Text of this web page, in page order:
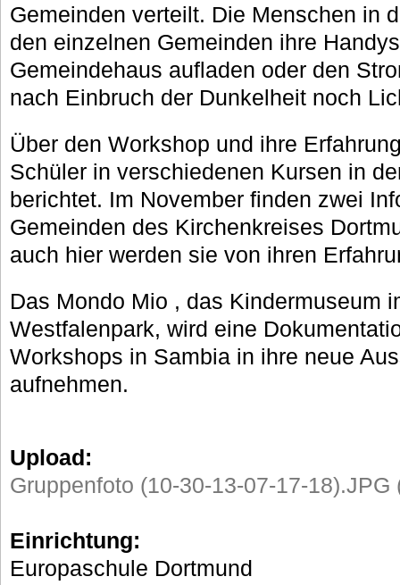
Gemeinden verteilt. Die Menschen in
den einzelnen Gemeinden ihre
Gemeindehaus aufladen oder den
nach Einbruch der Dunkelheit noch
Über den Workshop und ihre
Schüler in verschiedenen Kursen in
berichtet. Im November finden zwei
Gemeinden des Kirchenkreises
auch hier werden sie von ihren
Das Mondo Mio , das Kindermuseum
Westfalenpark, wird eine
Workshops in Sambia in ihre neue
aufnehmen.
Upload:
Gruppenfoto (10-30-13-07-17-18).JPG
Einrichtung:
Europaschule Dortmund